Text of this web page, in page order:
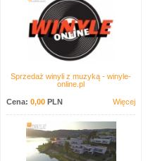
Sprzedaż winyli z muzyką - winyle-
online.pl
Cena: 0,00 PLN Więcej